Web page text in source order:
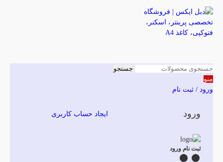
جستجو
منو
ورود / ثبت نام
ورود ایجاد حساب کاربری
ثبت نام ورود